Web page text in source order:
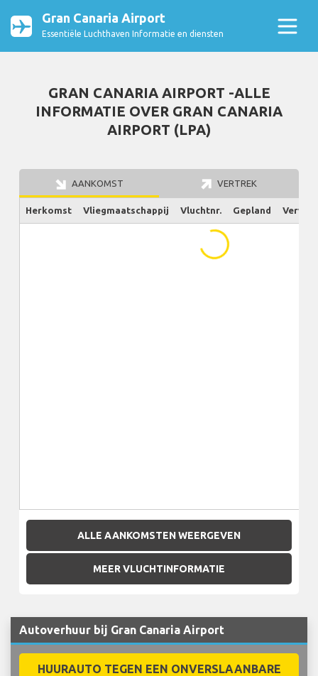
Gran Canaria Airport
Essentiële Luchthaven Informatie en diensten
GRAN CANARIA AIRPORT -ALLE
INFORMATIE OVER GRAN CANARIA
AIRPORT (LPA)
AANKOMST VERTREK
Herkomst Vliegmaatschappij Vluchtnr. Gepland Verw./
...
ALLE AANKOMSTEN WEERGEVEN
MEER VLUCHTINFORMATIE
Autoverhuur bij Gran Canaria Airport
HUURAUTO TEGEN EEN ONVERSLAANBARE